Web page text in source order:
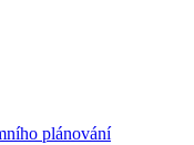
plánování